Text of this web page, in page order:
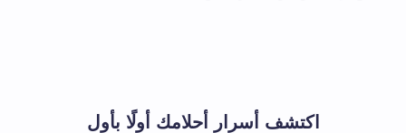
اكتشف أسرار أحلامك أولًا بأول